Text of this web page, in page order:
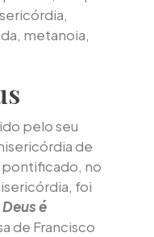
metanoia,
pelo seu
de
pontificado, no
foi
é
de Francisco